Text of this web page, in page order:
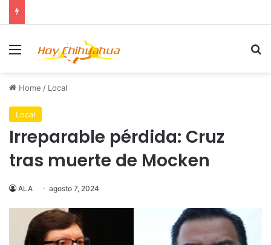
Menu
Home / Local
Local
Irreparable pérdida: Cruz
tras muerte de Mocken
ALA agosto 7, 2024